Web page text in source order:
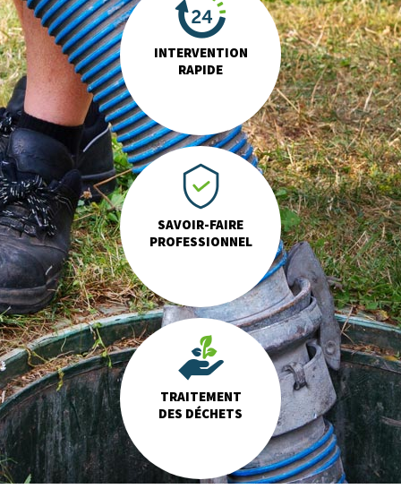
INTERVENTION
RAPIDE
SAVOIR-FAIRE
PROFESSIONNEL
TRAITEMENT
DES DÉCHETS